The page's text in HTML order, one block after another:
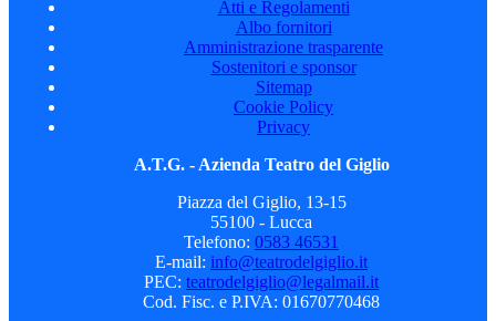
Atti e Regolamenti
Albo fornitori
Amministrazione trasparente
Sostenitori e sponsor
Sitemap
Cookie Policy
Privacy
A.T.G. - Azienda Teatro del Giglio
Piazza del Giglio, 13-15
55100 - Lucca
Telefono: 0583 46531
E-mail: info@teatrodelgiglio.it
PEC: teatrodelgiglio@legalmail.it
Cod. Fisc. e P.IVA: 01670770468